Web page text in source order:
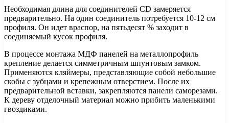
Необходимая длина для соединителей CD замеряется
предварительно. На один соединитель потребуется 10-12 см
профиля. Он идет враспор, на пятьдесят % заходит в
соединяемый кусок профиля.
В процессе монтажа МДФ панелей на металлопрофиль
крепление делается симметричным шпунтовым замком.
Применяются кляймеры, представляющие собой небольшие
скобы с зубцами и крепежным отверстием. После их
предварительной вставки, закрепляются панели саморезами.
К дереву отделочный материал можно прибить маленькими
гвоздиками.